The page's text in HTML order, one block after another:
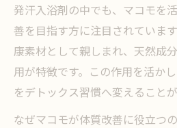
発汗入浴剤の中でも、マコモを
善を目指す方に注目されていま
康素材として親しまれ、天然成
用が特徴です。この作用を活か
をデトックス習慣へ変えることが
なぜマコモが体質改善に役立つ